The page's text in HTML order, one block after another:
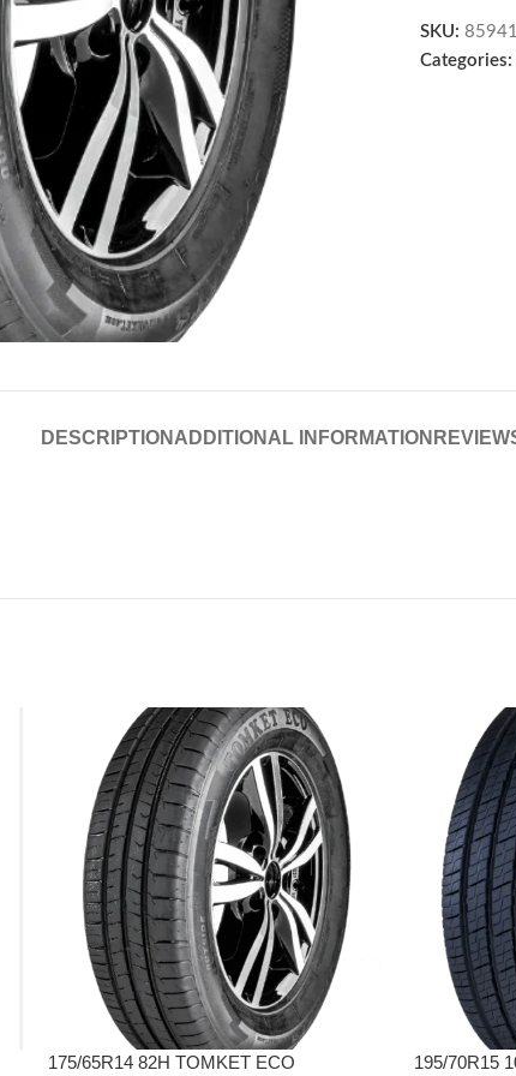
SKU:
Categories:
DESCRIPTION ADDITIONAL INFORMATION
175/65R14 82H TOMKET ECO 195/70R15